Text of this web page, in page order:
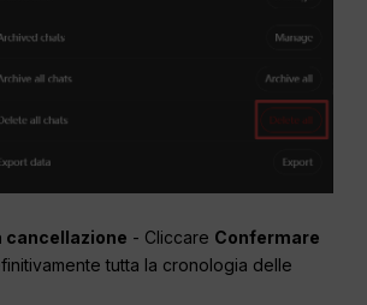
cancellazione - Cliccare Confermare
tutta la cronologia delle